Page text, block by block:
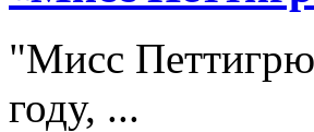
"Мисс
году, ...